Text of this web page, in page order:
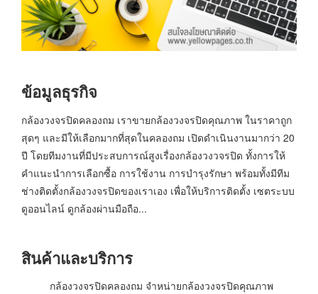
ข้อมูลธุรกิจ
กล้องวงจรปิดคลองถม เราขายกล้องวงจรปิดคุณภาพ ในราคาถูก
สุดๆ และมีให้เลือกมากที่สุดในคลองถม เปิดดำเนินงานมากว่า 20
ปี โดยทีมงานที่มีประสบการณ์สูงเรื่องกล้องวงวจรปิด ทั้งการให้
คำแนะนำการเลือกซื้อ การใช้งาน การบำรุงรักษา พร้อมทั้งมีทีม
ช่างติดตั้งกล้องวงจรปิดของเราเอง เพื่อให้บริการติดตั้ง เซตระบบ
ดูออนไลน์ ดูกล้องผ่านมือถือ...
สินค้าและบริการ
กล้องวงจรปิดคลองถม จำหน่ายกล้องวงจรปิดคุณภาพ